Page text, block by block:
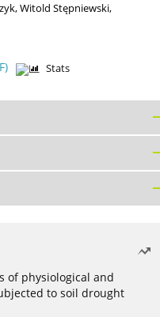
,Witold Stępniewski,
Stats
of physiological and
to soil drought